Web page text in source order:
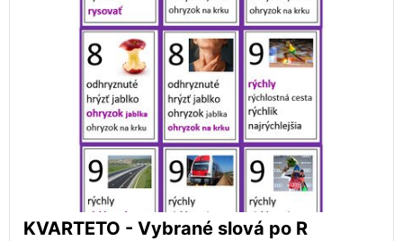
KVARTETO - Vybrané slová po R